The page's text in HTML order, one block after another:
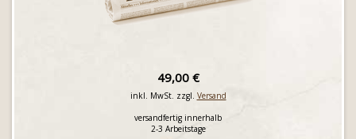
49,00 €
inkl. MwSt. zzgl. Versand
versandfertig innerhalb
2-3 Arbeitstage